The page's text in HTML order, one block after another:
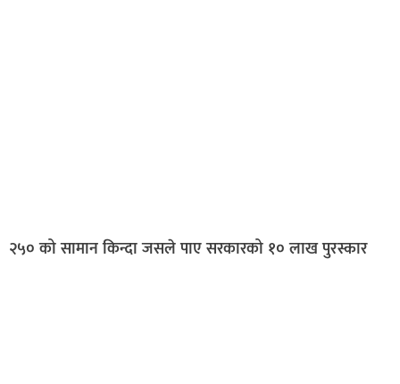
२५० को सामान किन्दा जसले पाए सरकारको १० लाख पुरस्कार